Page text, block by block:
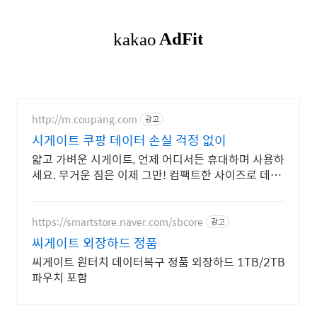
http://m.coupang.com 광고
시게이트 쿠팡 데이터 손실 걱정 없이
얇고 가벼운 시게이트, 언제 어디서든 휴대하며 사용하
세요. 무거운 짐은 이제 그만! 컴팩트한 사이즈로 데이
https://smartstore.naver.com/sbcore 광고
씨게이트 외장하드 정품
씨게이트 원터치 데이터복구 정품 외장하드 1TB/2TB
파우치 포함